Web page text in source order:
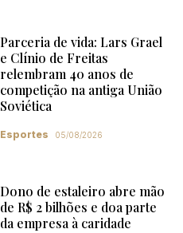
Parceria de vida: Lars Grael
e Clínio de Freitas
relembram 40 anos de
competição na antiga União
Soviética
Esportes 05/08/2026
Dono de estaleiro abre mão
de R$ 2 bilhões e doa parte
da empresa à caridade